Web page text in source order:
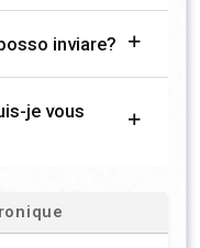
inviare?
je vous